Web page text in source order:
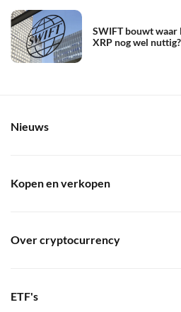
SWIFT bouwt waar
XRP nog wel nuttig?
Nieuws
Kopen en verkopen
Over cryptocurrency
ETF's